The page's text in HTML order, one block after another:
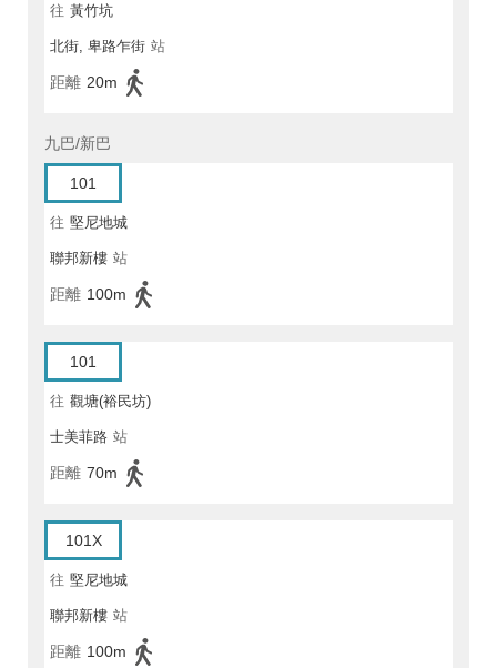
往 黃竹坑
北街, 卑路乍街 站
距離 20m
九巴/新巴
101
往 堅尼地城
聯邦新樓 站
距離 100m
101
往 觀塘(裕民坊)
士美菲路 站
距離 70m
101X
往 堅尼地城
聯邦新樓 站
距離 100m